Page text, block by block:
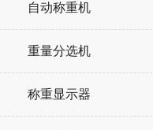
自动称重机
重量分选机
称重显示器